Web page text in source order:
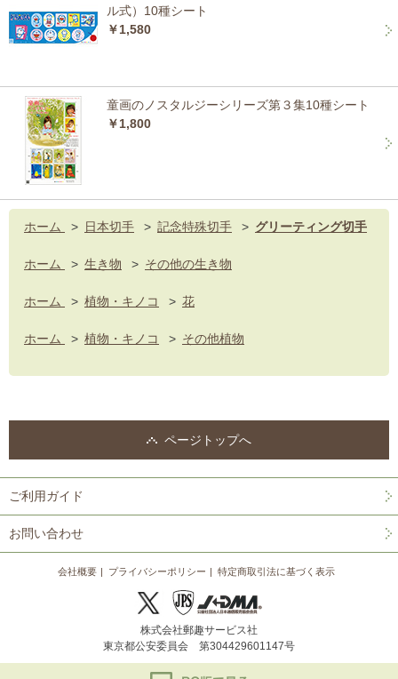
ル式）10種シート
￥1,580
童画のノスタルジーシリーズ第３集10種シート
￥1,800
ホーム > 日本切手 > 記念特殊切手 > グリーティング切手
ホーム > 生き物 > その他の生き物
ホーム > 植物・キノコ > 花
ホーム > 植物・キノコ > その他植物
ページトップへ
ご利用ガイド
お問い合わせ
会社概要 プライバシーポリシー 特定商取引法に基づく表示
株式会社郵趣サービス社
東京都公安委員会 第304429601147号